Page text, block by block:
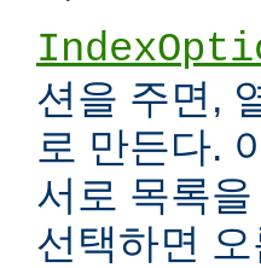
션을 주면,
로 만든다.
서로 목록
선택하면